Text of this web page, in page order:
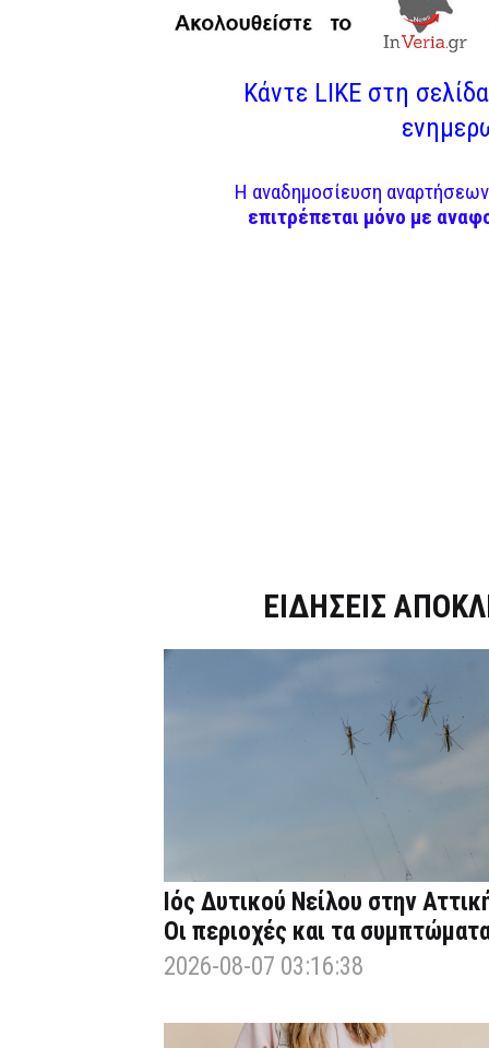
Κάντε LIKE στη
Η αναδημοσίευση
επιτρέπεται μόνο με
ΕΙΔΗΣΕΙΣ
Ιός Δυτικού Νείλου στην
Οι περιοχές και τα
2026-08-07 03:16:38